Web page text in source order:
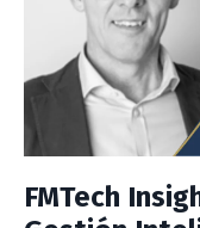
FMTech